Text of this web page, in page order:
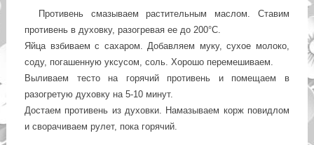
Противень смазываем растительным маслом. Ставим
противень в духовку, разогревая ее до 200°С.
Яйца взбиваем с сахаром. Добавляем муку, сухое молоко,
соду, погашенную уксусом, соль. Хорошо перемешиваем.
Выливаем тесто на горячий противень и помещаем в
разогретую духовку на 5-10 минут.
Достаем противень из духовки. Намазываем корж повидлом
и сворачиваем рулет, пока горячий.